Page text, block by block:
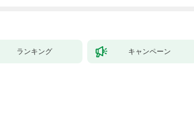
ランキング キャンペーン